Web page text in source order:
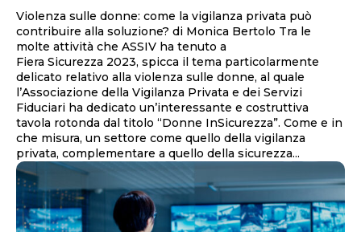
Violenza sulle donne: come la vigilanza privata può
contribuire alla soluzione? di Monica Bertolo Tra le
molte attività che ASSIV ha tenuto a
Fiera Sicurezza 2023, spicca il tema particolarmente
delicato relativo alla violenza sulle donne, al quale
l’Associazione della Vigilanza Privata e dei Servizi
Fiduciari ha dedicato un’interessante e costruttiva
tavola rotonda dal titolo “Donne InSicurezza”. Come e in
che misura, un settore come quello della vigilanza
privata, complementare a quello della sicurezza...